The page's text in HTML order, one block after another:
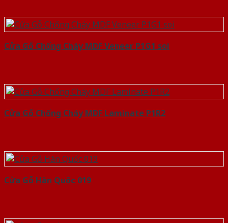
Cửa Gỗ Chống Cháy MDF Veneer P1G1 soi
Cửa Gỗ Chống Cháy MDF Laminate P1R2
Cửa Gỗ Hàn Quốc 019